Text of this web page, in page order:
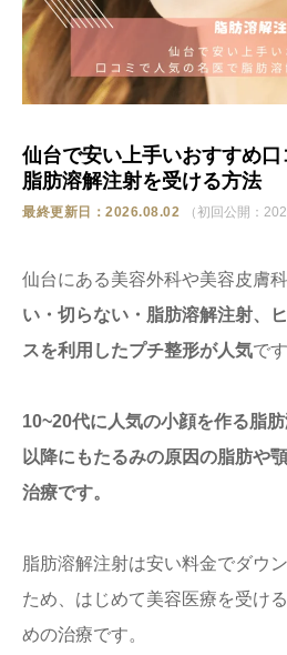
仙台で安い上手いおすすめ
脂肪溶解注射を受ける方法
最終更新日：2026.08.02 （初回公開：
仙台にある美容外科や美容皮膚科
い・切らない・脂肪溶解注射、
スを利用したプチ整形が人気です
10~20代に人気の小顔を作る脂
以降にもたるみの原因の脂肪や
治療です。
脂肪溶解注射は安い料金でダウ
ため、はじめて美容医療を受け
めの治療です。
ブログ
ストア